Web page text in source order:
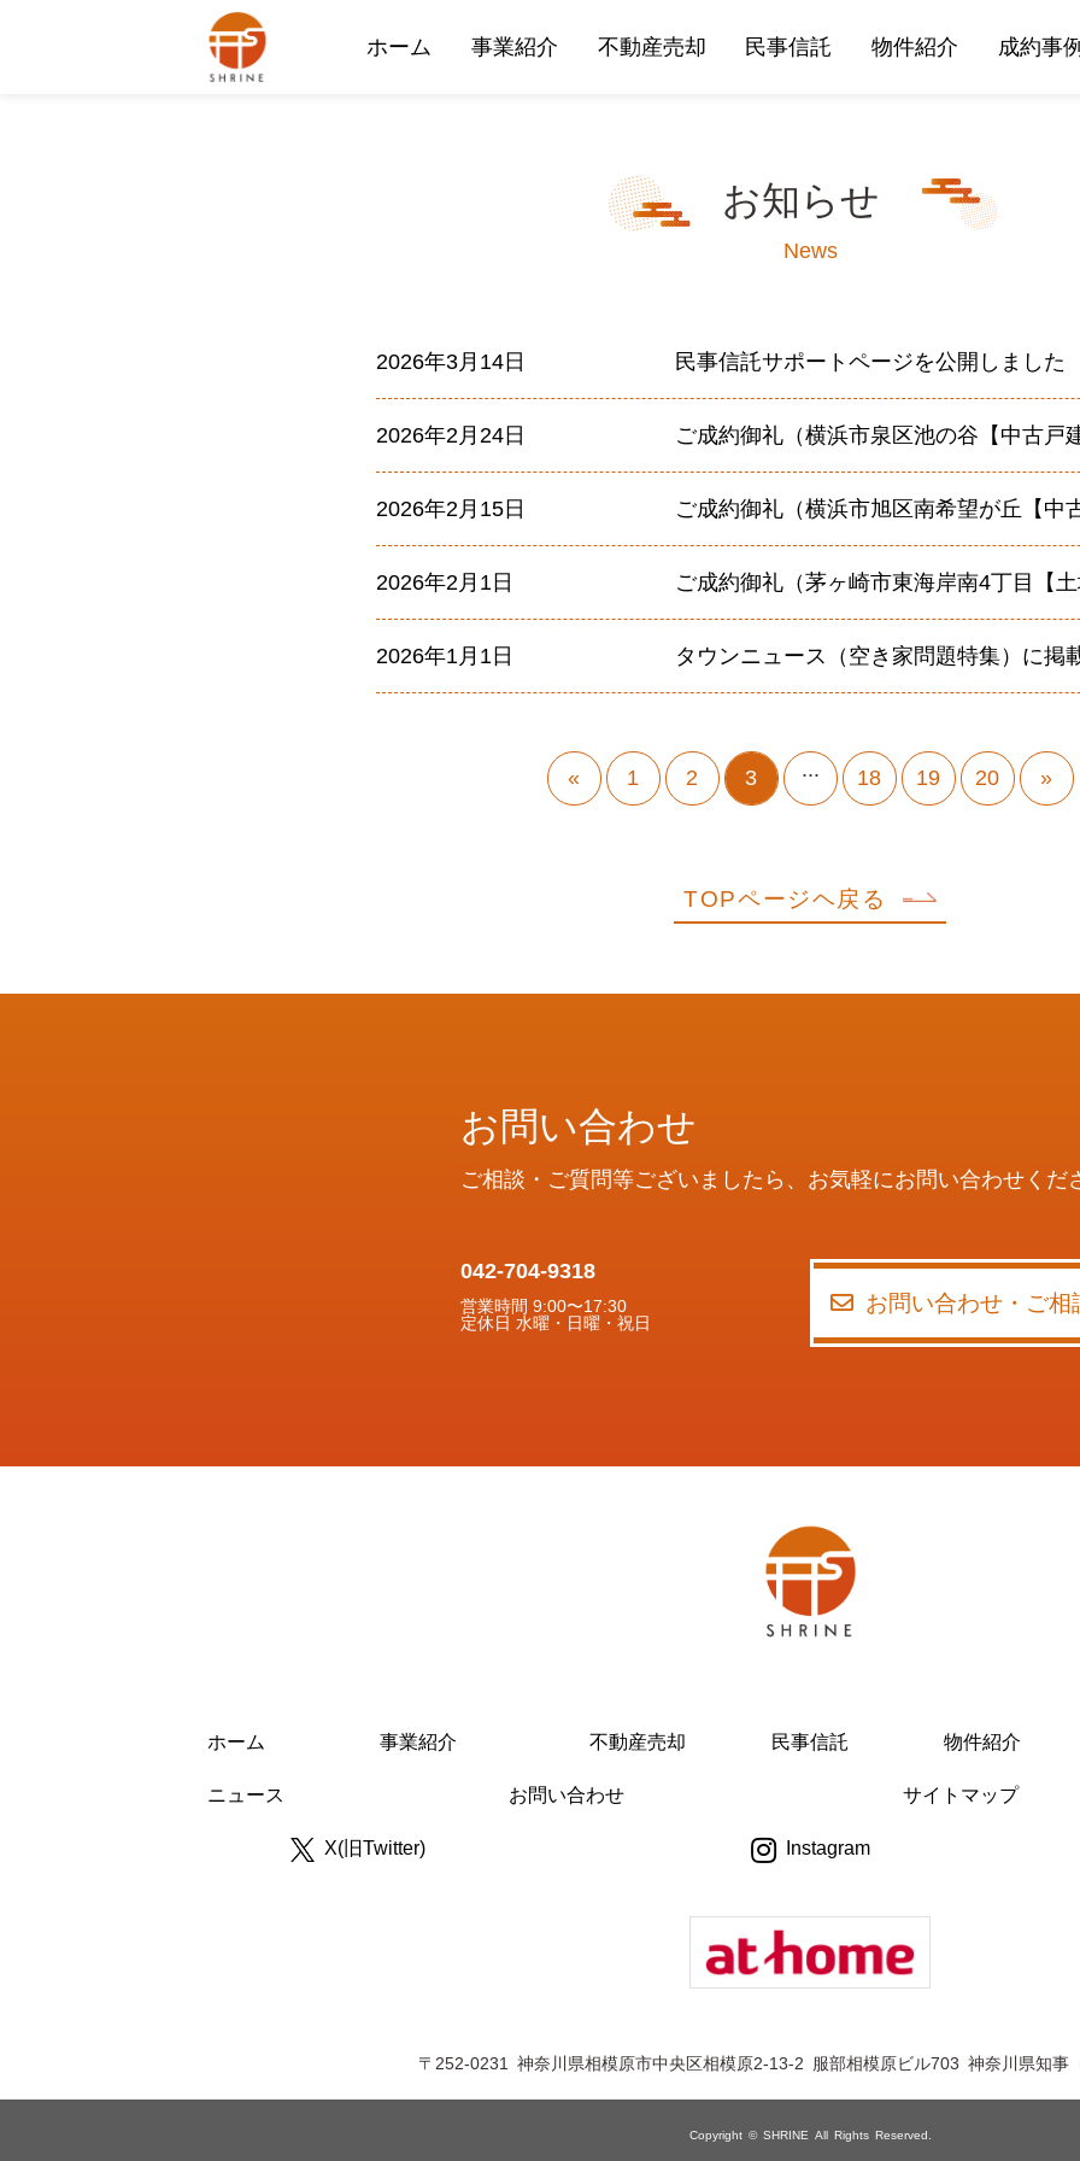
ホーム 事業紹介 不動産売却 民事信託 物件紹介 成約事例
お知らせ
News
2026年3月14日 民事信託サポートページを公開しました
2026年2月24日 ご成約御礼（横浜市泉区池の谷【中古戸
2026年2月15日 ご成約御礼（横浜市旭区南希望が丘【中
2026年2月1日 ご成約御礼（茅ヶ崎市東海岸南4丁目【土
2026年1月1日 タウンニュース（空き家問題特集）に掲
« 1 2 3 ... 18 19 20 »
TOPページヘ戻る
お問い合わせ
ご相談・ご質問等ございましたら、 お気軽にお問い合わせくだ
042-704-9318
営業時間 9:00〜17:30
定休日 水曜・日曜・祝日
お問い合わせ・ご
ホーム 事業紹介 不動産売却 民事信託 物件紹介
ニュース お問い合わせ サイトマップ
X(旧Twitter) Instagram
〒252-0231 神奈川県相模原市中央区相模原2-13-2 服部相模原ビル703 神奈川県知事
Copyright © SHRINE All Rights Reserved.